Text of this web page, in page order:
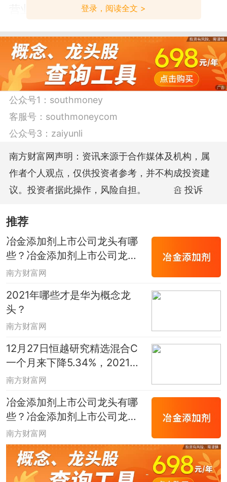
营业务，并向大数据转型的上市企业。
3、宏润建设（002062）：
12月27日消息，宏润建设5日内股价下跌
3.42%，最新报4.09元，成交量7.99万
手，总市值为45.09亿元。
开发、基础设施投资及新能源开发。
12月27日开盘消息，中关村最新报7.33
元，涨1.38%。成交量10.8万手，总市值为
55.2亿元。
生物医药包括化学药及中药，主要从事外
用制剂、片剂、注射剂、原料药、胶囊制
类精神药品的研发、制造与销售；药品临
床前研究服务及药品一致性评价研究服
务；个人护理用品主要包括口腔清洁用品
销售；房地产及建筑主要包括房地产开发
及销售、制造销售商品混凝土和水泥制品
等；其他业务主要包括物业管理、餐饮、
住宿、集中养老服务、投资及公司不归类
于生物医药、个人护理用品和房地产及建
登录，阅读全文 >
公众号1： southmoney
客服号： southmoneycom
公众号3： zaiyunli
南方财富网声明：资讯来源于合作媒体及机构，属
作者个人观点，仅供投资者参考，并不构成投资建
议。投资者据此操作，风险自担。
投诉
推荐
冶金添加剂上市公司龙头有哪
些？冶金添加剂上市公司龙头
一览
南方财富网
2021年哪些才是华为概念龙
头？
南方财富网
12月27日恒越研究精选混合C
一个月来下降5.34%，2021年
第三季度基金行业怎么配置？
南方财富网
冶金添加剂上市公司龙头有哪
些？冶金添加剂上市公司龙头
一览
南方财富网